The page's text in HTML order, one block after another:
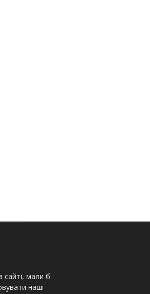
мали б
наші